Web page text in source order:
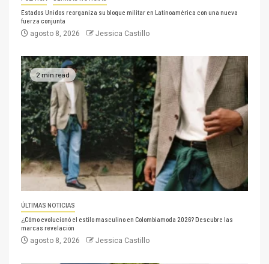
Estados Unidos reorganiza su bloque militar en Latinoamérica con una nueva
fuerza conjunta
agosto 8, 2026 Jessica Castillo
2 min read
ÚLTIMAS NOTICIAS
¿Cómo evolucionó el estilo masculino en Colombiamoda 2026? Descubre las
marcas revelación
agosto 8, 2026 Jessica Castillo